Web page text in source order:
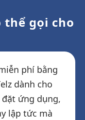
thể gọi cho
phí bằng
dành cho
ứng dụng,
lập tức mà